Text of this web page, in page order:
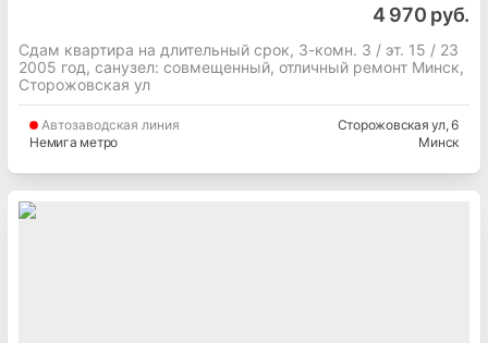
4 970 руб.
Сдам квартира на длительный срок, 3-комн. 3 / эт. 15 / 23
2005 год, cанузел: совмещенный, отличный ремонт Минск,
Сторожовская ул
Автозаводская линия
Немига метро
Сторожовская ул, 6
Минск